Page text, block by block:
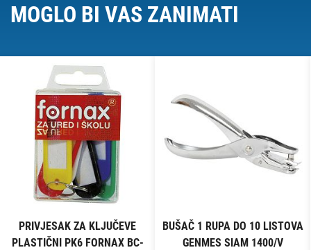
MOGLO BI VAS ZANIMATI
PRIVJESAK ZA KLJUČEVE
PLASTIČNI PK6 FORNAX BC-
BUŠAČ 1 RUPA DO 10 LISTOVA
GENMES SIAM 1400/V